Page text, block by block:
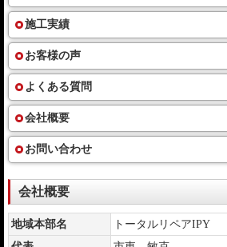
施工実績
お客様の声
よくある質問
会社概要
お問い合わせ
会社概要
地域本部名
トータルリペアIPY